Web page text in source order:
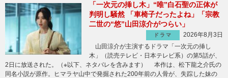
「一次元の挿し木」“唯”白石聖の正体が
判明し騒然 「車椅子だったよね」「宗教
二世の“悠”山田涼介がつらい」
ドラマ
2026年8月3日
山田涼介が主演するドラマ「一次元の挿し
木」（読売テレビ・日本テレビ系）の第5話が、
2日に放送された。（※以下、ネタバレを含みます） 本作は、松下龍之介氏の
同名小説が原作。ヒマラヤ山中で発掘された200年前の人骨が、失踪した妹の